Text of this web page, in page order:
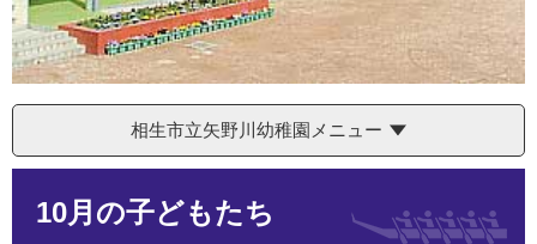
相生市立矢野川幼稚園メニュー
10月の子どもたち